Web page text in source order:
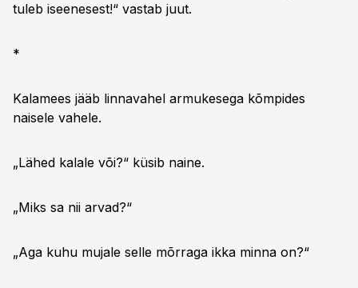
tuleb iseenesest!“ vastab juut.
*
Kalamees jääb linnavahel armukesega kõmpides
naisele vahele.
„Lähed kalale või?“ küsib naine.
„Miks sa nii arvad?“
„Aga kuhu mujale selle mõrraga ikka minna on?“